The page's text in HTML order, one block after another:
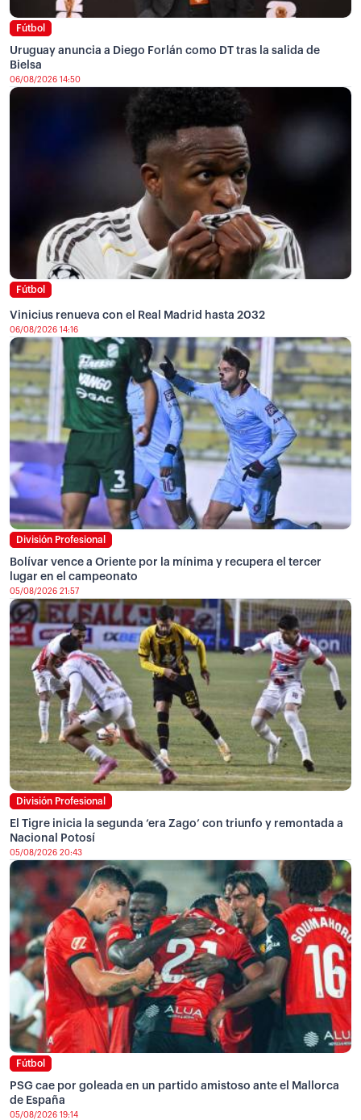
Fútbol
Uruguay anuncia a Diego Forlán como DT tras la salida de
Bielsa
06/08/2026 14:50
Fútbol
Vinicius renueva con el Real Madrid hasta 2032
06/08/2026 14:16
División Profesional
Bolívar vence a Oriente por la mínima y recupera el tercer
lugar en el campeonato
05/08/2026 21:57
División Profesional
El Tigre inicia la segunda ‘era Zago’ con triunfo y remontada a
Nacional Potosí
05/08/2026 20:43
Fútbol
PSG cae por goleada en un partido amistoso ante el Mallorca
de España
05/08/2026 19:14